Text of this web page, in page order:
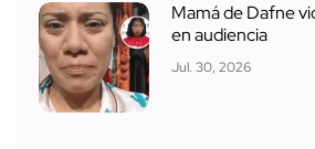
Mamá de Dafne
en audiencia
Jul. 30, 2026